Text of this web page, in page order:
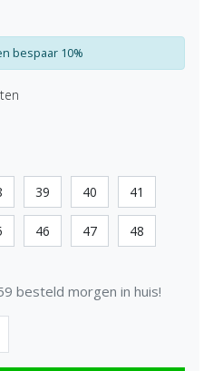
bespaar 10%
39 40 41
46 47 48
besteld morgen in huis!